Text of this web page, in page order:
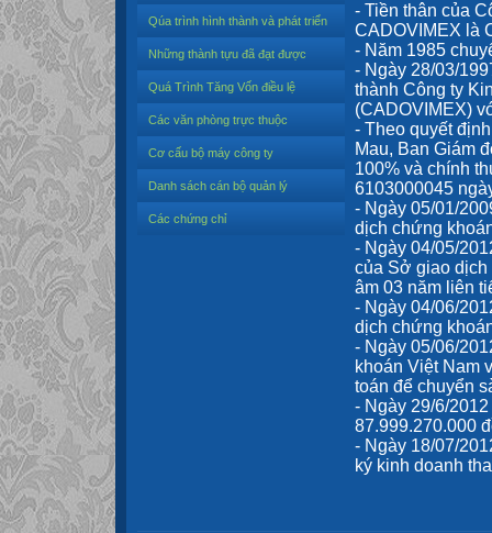
Qúa trình hình thành và phát triển
Những thành tựu đã đạt được
Quá Trình Tăng Vốn điều lệ
Các văn phòng trực thuộc
Cơ cấu bộ máy công ty
Danh sách cán bộ quản lý
Các chứng chỉ
- Tiền thân của
CADOVIMEX là
- Năm 1985
- Ngày 28/03/
thành Công ty
(CADOVIMEX)
- Theo quyết
Mau, Ban Giám
100% và chính
6103000045
- Ngày 05/01/
dịch chứng
- Ngày 04/05/
của Sở giao dịch
âm 03 năm liên
- Ngày 04/06/
dịch chứng
- Ngày 05/06/
khoán Việt Nam
toán để chuyển
- Ngày 29/6/
87.999.270.000
- Ngày 18/07/
ký kinh doanh